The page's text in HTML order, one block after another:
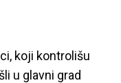
koji kontrolišu
u glavni grad